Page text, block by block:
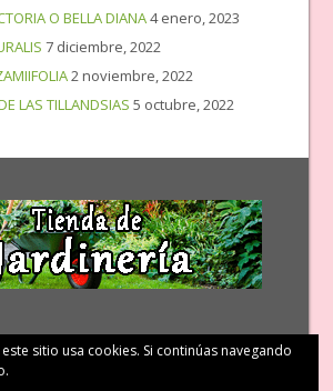
O BELLA DIANA4 enero, 2023
7 diciembre, 2022
2 noviembre, 2022
LAS TILLANDSIAS 5 octubre, 2022
sitio usa cookies. Si continúas navegando